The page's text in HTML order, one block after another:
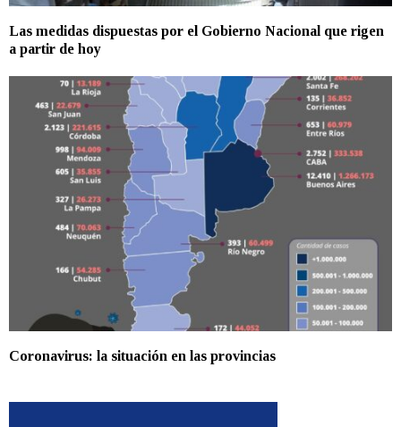
Las medidas dispuestas por el Gobierno Nacional que rigen
a partir de hoy
Coronavirus: la situación en las provincias